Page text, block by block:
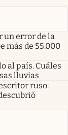
un error de la
más de 55.000
al país. Cuáles
lluvias
ruso: